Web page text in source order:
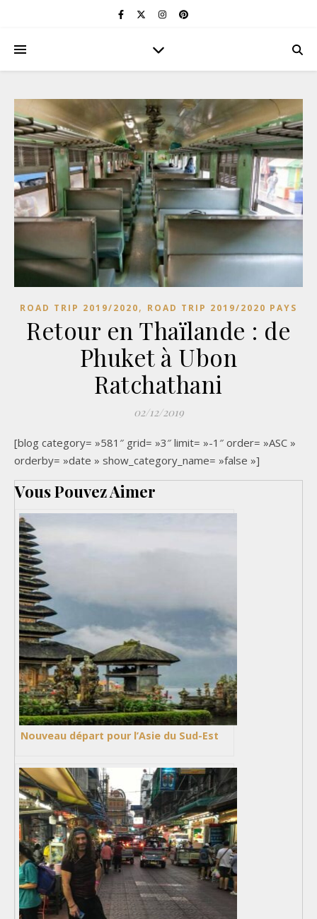
ROAD TRIP 2019/2020, ROAD TRIP 2019/2020 PAYS
Retour en Thaïlande : de
Phuket à Ubon
Ratchathani
02/12/2019
[blog category= »581″ grid= »3″ limit= »-1″ order= »ASC »
orderby= »date » show_category_name= »false »]
Vous Pouvez Aimer
Nouveau départ pour l’Asie du Sud-Est